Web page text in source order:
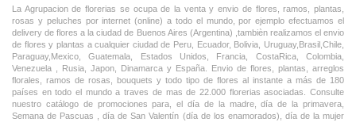
La Agrupacion de florerias se ocupa de la venta y envio de flores, ramos, plantas,
rosas y peluches por internet (online) a todo el mundo, por ejemplo efectuamos el
delivery de flores a la ciudad de Buenos Aires (Argentina) ,tambièn realizamos el envio
de flores y plantas a cualquier ciudad de Peru, Ecuador, Bolivia, Uruguay,Brasil,Chile,
Paraguay,Mexico, Guatemala, Estados Unidos, Francia, CostaRica, Colombia,
Venezuela , Rusia, Japon, Dinamarca y España. Envio de flores, plantas, arreglos
florales, ramos de rosas, bouquets y todo tipo de flores al instante a más de 180
países en todo el mundo a traves de mas de 22.000 florerias asociadas. Consulte
nuestro catálogo de promociones para, el día de la madre, día de la primavera,
Semana de Pascuas , día de San Valentín (día de los enamorados), día de la mujer